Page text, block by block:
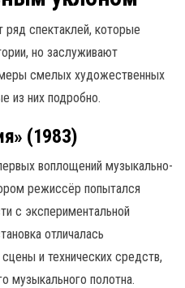
спектаклей, которые
но заслуживают
смелых художественных
из них подробно.
(1983)
воплощений музыкально-
режиссёр попытался
с экспериментальной
отличалась
и технических средств,
музыкального полотна.